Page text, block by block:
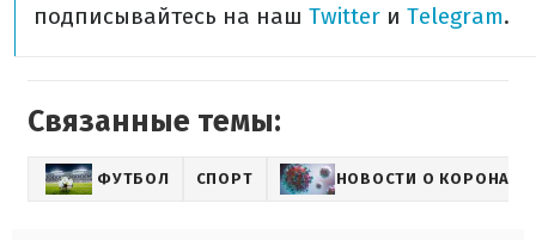
подписывайтесь на наш Twitter и Telegram.
Связанные темы:
ФУТБОЛ СПОРТ НОВОСТИ О